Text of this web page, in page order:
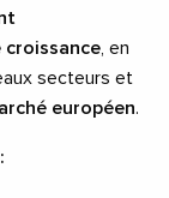
, en
secteurs et
européen.